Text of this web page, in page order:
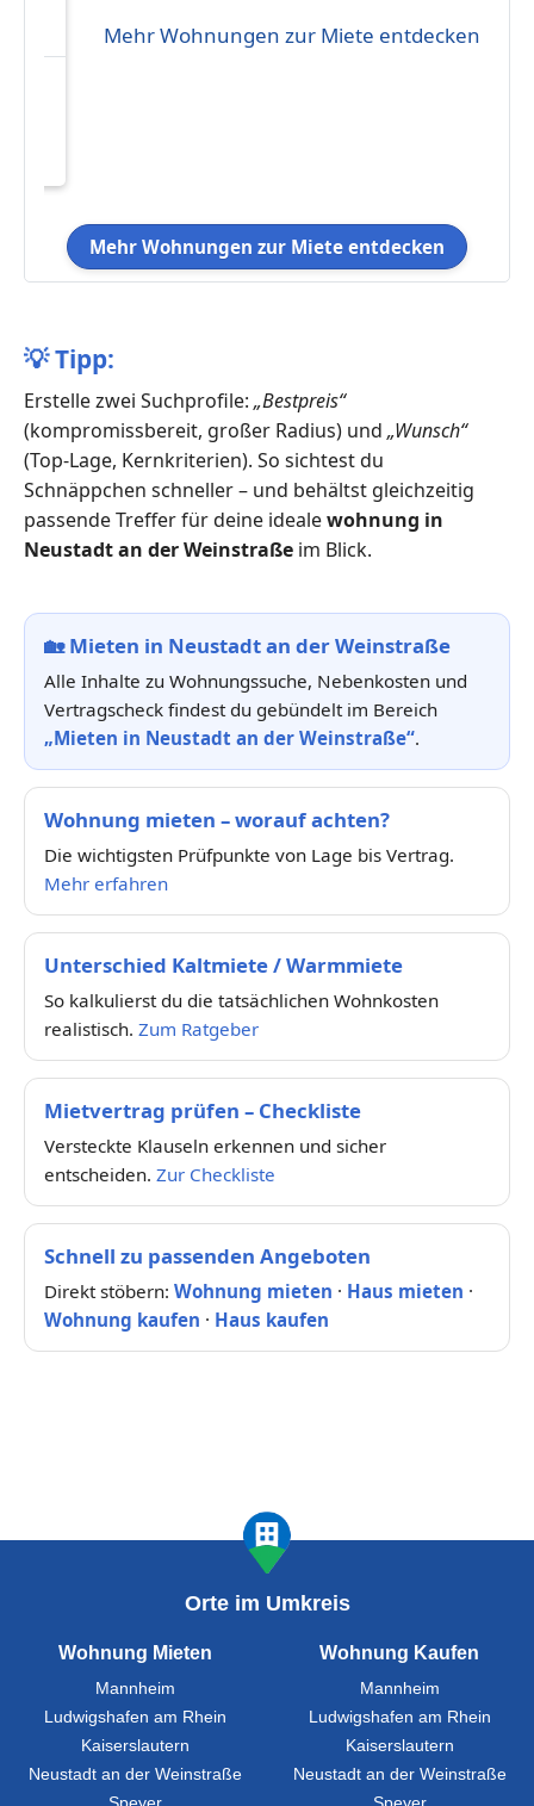
Mehr Wohnungen zur Miete entdecken
Mehr Wohnungen zur Miete entdecken
💡Tipp:
Erstelle zwei Suchprofile: „Bestpreis“
(kompromissbereit, großer Radius) und „Wunsch“
(Top-Lage, Kernkriterien). So sichtest du
Schnäppchen schneller – und behältst gleichzeitig
passende Treffer für deine idealewohnung in
Neustadt an der Weinstraße im Blick.
🏡Mieten in Neustadt an der Weinstraße
Alle Inhalte zu Wohnungssuche, Nebenkosten und
Vertragscheck findest du gebündelt im Bereich
„Mieten in Neustadt an der Weinstraße“.
Wohnung mieten – worauf achten?
Die wichtigsten Prüfpunkte von Lage bis Vertrag.
Mehr erfahren
Unterschied Kaltmiete / Warmmiete
So kalkulierst du die tatsächlichen Wohnkosten
realistisch. Zum Ratgeber
Mietvertrag prüfen – Checkliste
Versteckte Klauseln erkennen und sicher
entscheiden. Zur Checkliste
Schnell zu passenden Angeboten
Direkt stöbern: Wohnung mieten · Haus mieten ·
Wohnung kaufen · Haus kaufen
Orte im Umkreis
Wohnung Mieten
Mannheim
Ludwigshafen am Rhein
Kaiserslautern
Neustadt an der Weinstraße
Wohnung Kaufen
Mannheim
Ludwigshafen am Rhein
Kaiserslautern
Neustadt an der Weinstraße